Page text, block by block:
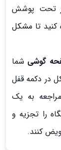
تحت پوشش
کنید تا مشکل
گوشی شما
در دکمه قفل
به یک
را تجزیه و
کنند.